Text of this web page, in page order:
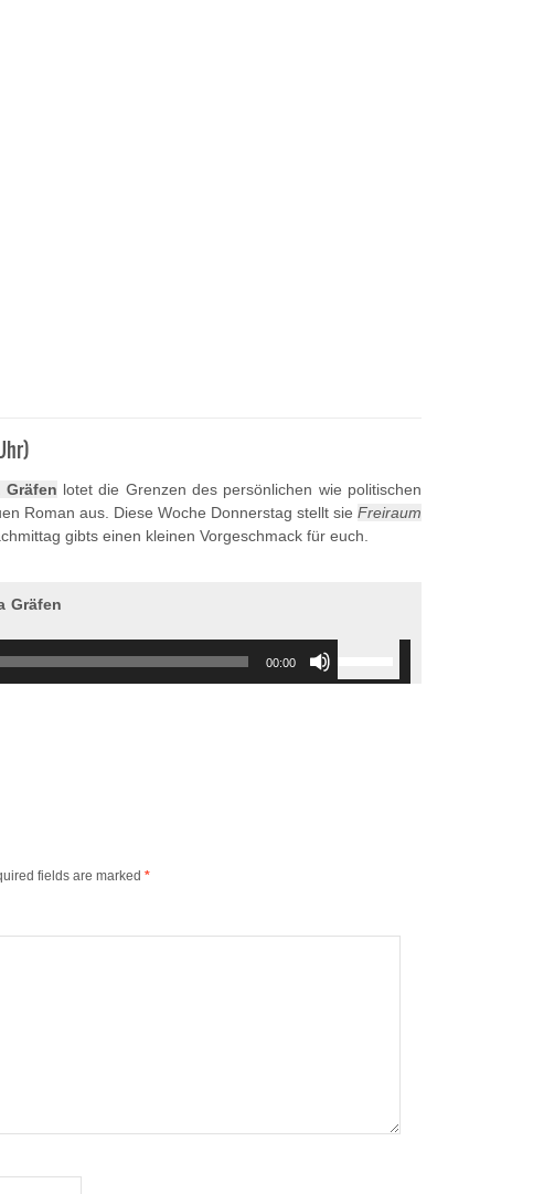
Gräfen lotet die Grenzen des persönlichen wie politischen
Roman aus. Diese Woche Donnerstag stellt sie Freiraum
gibts einen kleinen Vorgeschmack für euch.
Gräfen
00:00
fields are marked *